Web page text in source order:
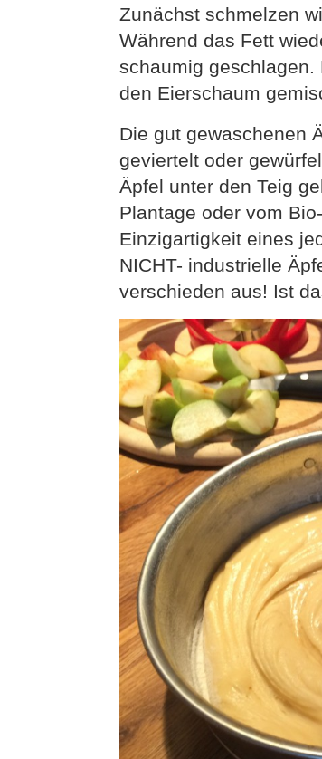
Zunächst schmelzen
Während das Fett
schaumig geschlagen.
den Eierschaum
Die gut gewaschenen
geviertelt oder
Äpfel unter den Teig
Plantage oder vom
Einzigartigkeit eines
NICHT- industrielle
verschieden aus! Ist